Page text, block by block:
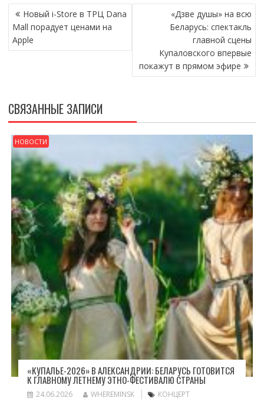
НАВИГАЦИЯ
ПО
ЗАПИСЯМ
Новый i-Store в ТРЦ Dana
Mall порадует ценами на
Apple
«Дзве душы» на всю
Беларусь: спектакль
главной сцены
Купаловского впервые
покажут в прямом эфире
СВЯЗАННЫЕ ЗАПИСИ
НОВОСТИ
«КУПАЛЬЕ-2026» В АЛЕКСАНДРИИ: БЕЛАРУСЬ ГОТОВИТСЯ
К ГЛАВНОМУ ЛЕТНЕМУ ЭТНО-ФЕСТИВАЛЮ СТРАНЫ
24.06.2026 WHEREMINSK КОНЦЕРТ